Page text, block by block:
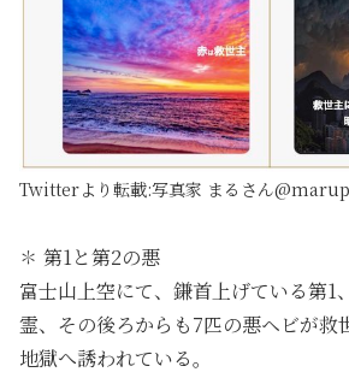
Twitterより転載:写真家 まるさん
✽ 第1と第2の悪
富士山上空にて、鎌首上げている第1
霊、その後ろからも7匹の悪ヘビが救
地獄へ誘われている。